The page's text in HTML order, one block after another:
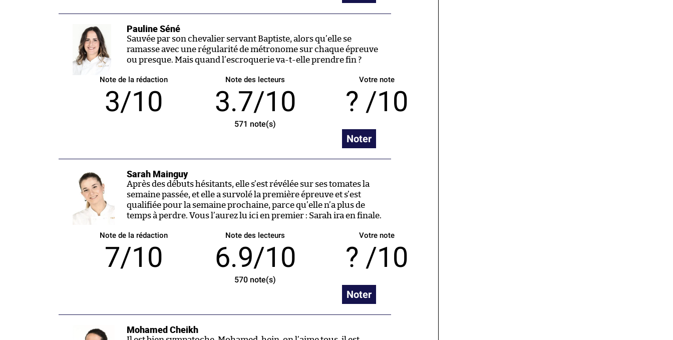
Pauline Séné
Sauvée par son chevalier servant Baptiste, alors qu’elle se
ramasse avec une régularité de métronome sur chaque épreuve
ou presque. Mais quand l’escroquerie va-t-elle prendre fin ?
Note de la rédaction
3/10
Note des lecteurs
3.7/10
571 note(s)
Votre note
/10
Noter
Sarah Mainguy
Après des débuts hésitants, elle s’est révélée sur ses tomates la
semaine passée, et elle a survolé la première épreuve et s’est
qualifiée pour la semaine prochaine, parce qu’elle n’a plus de
temps à perdre. Vous l’aurez lu ici en premier : Sarah ira en finale.
Note de la rédaction
7/10
Note des lecteurs
6.9/10
570 note(s)
Votre note
/10
Noter
Mohamed Cheikh